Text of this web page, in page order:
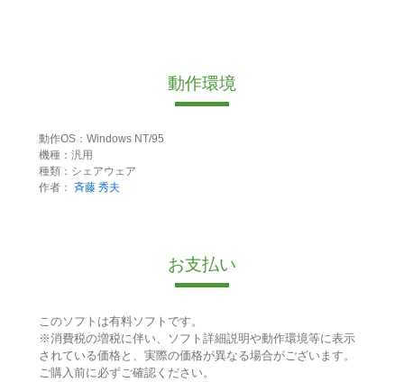
動作環境
動作OS：Windows NT/95
機種：汎用
種類：シェアウェア
作者： 斉藤 秀夫
お支払い
このソフトは有料ソフトです。
※消費税の増税に伴い、ソフト詳細説明や動作環境等に表示
されている価格と、実際の価格が異なる場合がございます。
ご購入前に必ずご確認ください。